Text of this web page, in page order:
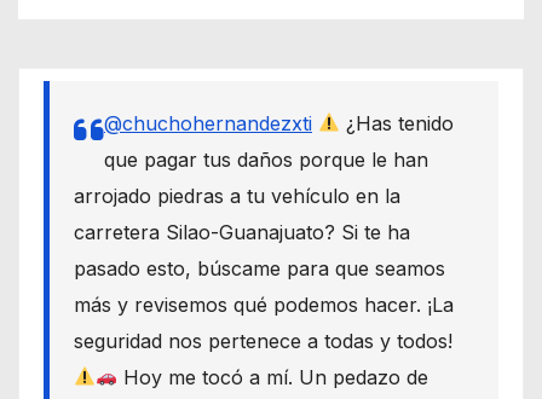
@chuchohernandezxti
¿Has tenido
que pagar tus daños porque le han
arrojado piedras a tu vehículo en la
carretera Silao-Guanajuato? Si te ha
pasado esto, búscame para que seamos
más y revisemos qué podemos hacer. ¡La
seguridad nos pertenece a todas y todos!
Hoy me tocó a mí. Un pedazo de